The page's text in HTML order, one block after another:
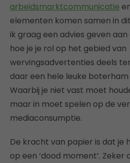
arbeidsmarktcommunicatie
elementen komen samen in
ik graag een advies geven
hoe je je rol op het gebied van
wervingsadvertenties deels
daar een hele leuke
Waarbij je niet vast moet
maar in moet spelen op de
mediaconsumptie.
De kracht van papier is dat je
op een ‘dood moment’.